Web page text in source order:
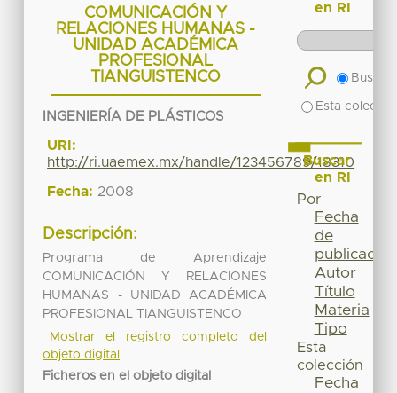
COMUNICACIÓN Y
RELACIONES HUMANAS -
UNIDAD ACADÉMICA
PROFESIONAL
TIANGUISTENCO
INGENIERÍA DE PLÁSTICOS
URI:
http://ri.uaemex.mx/handle/123456789/18310
Fecha: 2008
Descripción:
Programa de Aprendizaje
COMUNICACIÓN Y RELACIONES
HUMANAS - UNIDAD ACADÉMICA
PROFESIONAL TIANGUISTENCO
Mostrar el registro completo del
objeto digital
Ficheros en el objeto digital
en RI
Buscar
Esta
Buscar
en RI
Por
Fecha
de
publicación
Autor
Título
Materia
Tipo
Esta
colección
Fecha